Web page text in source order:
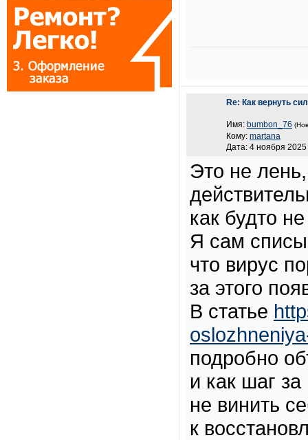
Re: Как вернуть
Имя: bumbon_76
Кому: martana
Дата: 4 ноября 2025
Это не
как будто
Я сам
что вирус
за этого
В статье
подробно
и как шаг
не винить
к